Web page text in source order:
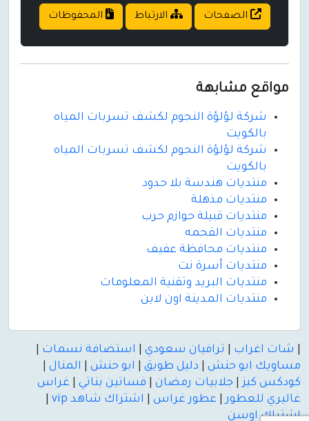
الصفحات الارتباط المحفوظات
مواقع مشابهة
شركة لؤلؤة النجوم لكشف تسربات المياه
بالكويت
شركة لؤلؤة النجوم لكشف تسربات المياه
بالكويت
منتديات هندسة بلا حدود
منتديات مذهلة
منتديات قبيلة حوازم حرب
منتديات القحمه
منتديات محافظة عفيف
منتديات أسرة نت
منتديات البريد وتقنية المعلومات
منتديات المدينة اون لاين
شات اغراب ترافيان سعودي استضافة نسمات
مساويك ابو حنش
دليل طويق ابو حنش المنال
كودكس كيز| جلابيات رمضان فساتين بناتي
غراس
غاليري للعطور| عطور غراس اشتراك شاهد vip
اشتراك اوسن